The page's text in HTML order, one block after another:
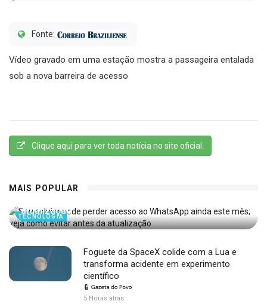
Fonte:
Vídeo gravado em uma estação mostra a passageira entalada
sob a nova barreira de acesso
Clique aqui para ver toda notícia no site oficial.
MAIS POPULAR
TECNOLOGIA
Seu celular pode perder acesso ao WhatsApp
atualização
Foguete da SpaceX colide com a Lua e
transforma acidente em experimento
científico
5 Horas atrás